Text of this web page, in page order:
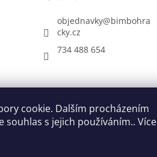
cookie. Dalším procházením
s jejich používáním.. Více
objednavky@bimbohra
cky.cz
734 488 654